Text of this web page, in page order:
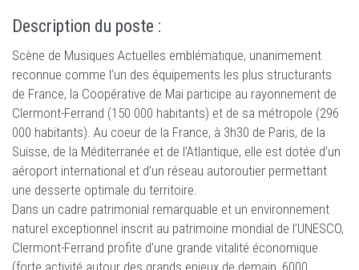
Description du poste :
Scène de Musiques Actuelles emblématique, unanimement
reconnue comme l’un des équipements les plus structurants
de France, la Coopérative de Mai participe au rayonnement de
Clermont-Ferrand (150 000 habitants) et de sa métropole (296
000 habitants). Au coeur de la France, à 3h30 de Paris, de la
Suisse, de la Méditerranée et de l’Atlantique, elle est dotée d’un
aéroport international et d’un réseau autoroutier permettant
une desserte optimale du territoire.
Dans un cadre patrimonial remarquable et un environnement
naturel exceptionnel inscrit au patrimoine mondial de l’UNESCO,
Clermont-Ferrand profite d’une grande vitalité économique
(forte activité autour des grands enjeux de demain, 6000